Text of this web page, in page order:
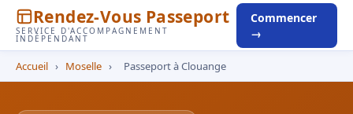
Rendez-Vous Passeport
SERVICE D'ACCOMPAGNEMENT
INDÉPENDANT
Commencer
→
Accueil › Moselle › Passeport à Clouange